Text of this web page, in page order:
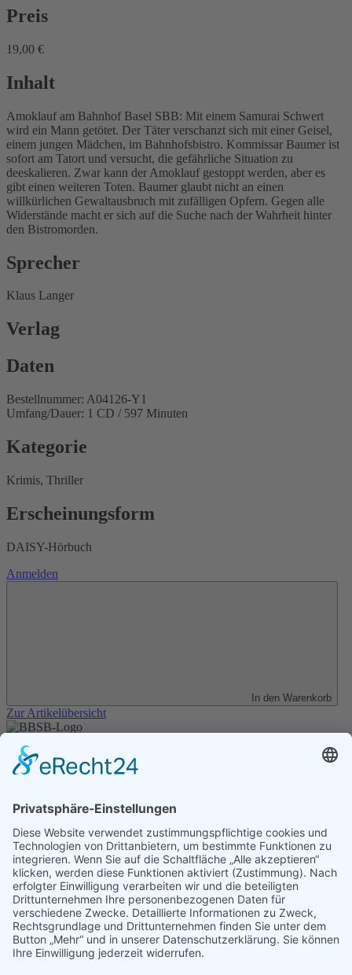
Preis
19,00 €
Inhalt
Amoklauf am Bahnhof Basel SBB: Mit einem Samurai Schwert
wird ein Mann getötet. Der Täter verschanzt sich mit einer Geisel,
einem jungen Mädchen, im Bahnhofsbistro. Kommissar Baumer ist
sofort am Tatort und versucht, die gefährliche Situation zu
deeskalieren. Zwar kann der Amoklauf gestoppt werden, aber es
gibt einen weiteren Toten. Baumer glaubt nicht an einen
willkürlichen Gewaltausbruch mit zufälligen Opfern. Gegen alle
Widerstände macht er sich auf die Suche nach der Wahrheit hinter
den Bistromorden.
Sprecher
Klaus Langer
Verlag
Daten
Bestellnummer: A04126-Y1
Umfang/Dauer: 1 CD / 597 Minuten
Kategorie
Krimis, Thriller
Erscheinungsform
DAISY-Hörbuch
Anmelden
In den Warenkorb
Zur Artikelübersicht
Unser Angebot
Shop
Datenschutz
Kontakt
Transparenzerklärung
BBSB-Inform: täglich aktualisierte Infos
für sehbehinderte und blinde Menschen
Anmeldung Newsletter BBSB-Inform